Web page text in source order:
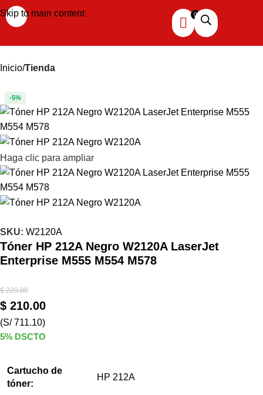
Skip to main content
Inicio Tienda
-5%
Haga clic para ampliar
SKU: W2120A
Tóner HP 212A Negro W2120A LaserJet
Enterprise M555 M554 M578
$220.00
$ 210.00
(S/ 711.10)
5% DSCTO
Cartucho de
tóner:
HP 212A